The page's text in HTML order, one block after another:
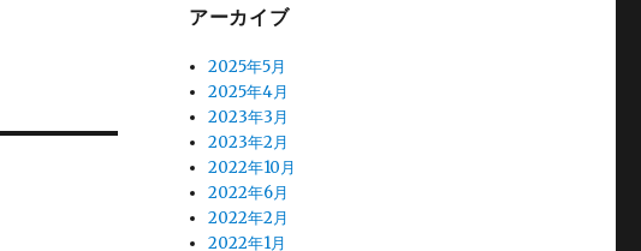
アーカイブ
2025年5月
2025年4月
2023年3月
2023年2月
2022年10月
2022年6月
2022年2月
2022年1月